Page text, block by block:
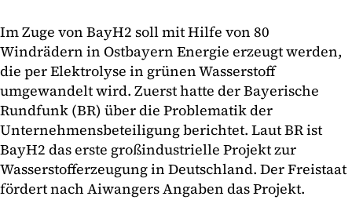
Im Zuge von BayH2 soll mit Hilfe von 80
Windrädern in Ostbayern Energie erzeugt werden,
die per Elektrolyse in grünen Wasserstoff
umgewandelt wird. Zuerst hatte der Bayerische
Rundfunk (BR) über die Problematik der
Unternehmensbeteiligung berichtet. Laut BR ist
BayH2 das erste großindustrielle Projekt zur
Wasserstofferzeugung in Deutschland. Der Freistaat
fördert nach Aiwangers Angaben das Projekt.